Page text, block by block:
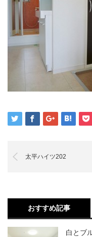
太平ハイツ202
おすすめ記事
白とブ